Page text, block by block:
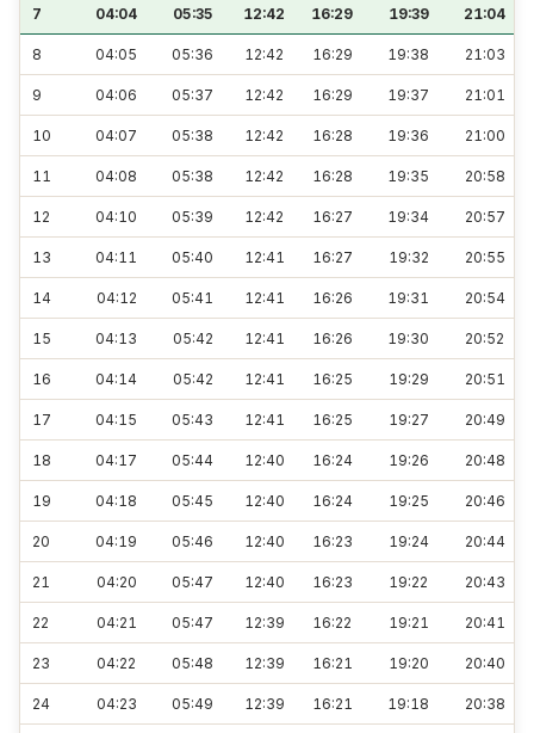
7 04:04 05:35 12:42 16:29 19:39 21:04
8 04:05 05:36 12:42 16:29 19:38 21:03
9 04:06 05:37 12:42 16:29 19:37 21:01
10 04:07 05:38 12:42 16:28 19:36 21:00
11 04:08 05:38 12:42 16:28 19:35 20:58
12 04:10 05:39 12:42 16:27 19:34 20:57
13 04:11 05:40 12:41 16:27 19:32 20:55
14 04:12 05:41 12:41 16:26 19:31 20:54
15 04:13 05:42 12:41 16:26 19:30 20:52
16 04:14 05:42 12:41 16:25 19:29 20:51
17 04:15 05:43 12:41 16:25 19:27 20:49
18 04:17 05:44 12:40 16:24 19:26 20:48
19 04:18 05:45 12:40 16:24 19:25 20:46
20 04:19 05:46 12:40 16:23 19:24 20:44
21 04:20 05:47 12:40 16:23 19:22 20:43
22 04:21 05:47 12:39 16:22 19:21 20:41
23 04:22 05:48 12:39 16:21 19:20 20:40
24 04:23 05:49 12:39 16:21 19:18 20:38